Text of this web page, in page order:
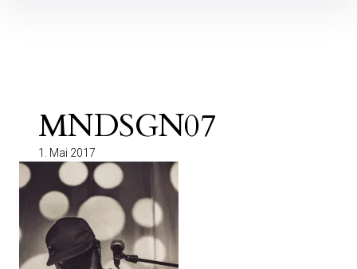
MNDSGN07
1. Mai 2017